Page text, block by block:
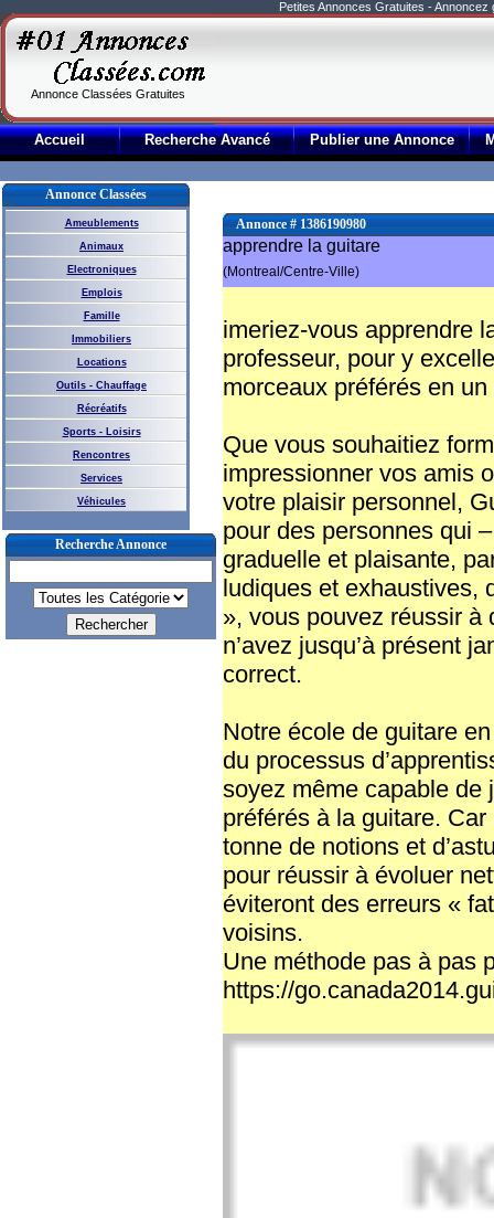
Petites Annonces Gratuites -
Annonce Classées Gratuites
Accueil Recherche Avancé Publier une Annonce
Annonce Classées
Ameublements
Animaux
Electroniques
Emplois
Famille
Immobiliers
Locations
Outils - Chauffage
Récréatifs
Sports - Loisirs
Rencontres
Services
Véhicules
Recherche Annonce
Annonce # 1386190980
apprendre la guitare
(Montreal/Centre-Ville)
imeriez-vous apprendre
professeur, pour y
morceaux préférés en
Que vous souhaitiez
impressionner vos amis
votre plaisir personnel,
pour des personnes qui
graduelle et plaisante,
ludiques et exhaustives,
», vous pouvez réussir à
n’avez jusqu’à présent
correct.
Notre école de guitare
du processus
soyez même capable de
préférés à la guitare.
tonne de notions et
pour réussir à évoluer
éviteront des erreurs «
voisins.
Une méthode pas à pas
https://